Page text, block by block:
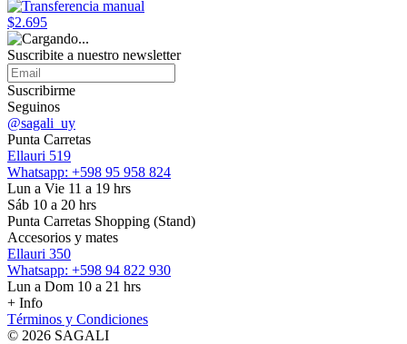
$2.695
Suscribite a nuestro newsletter
Suscribirme
Seguinos
@sagali_uy
Punta Carretas
Ellauri 519
Whatsapp: +598 95 958 824
Lun a Vie 11 a 19 hrs
Sáb 10 a 20 hrs
Punta Carretas Shopping (Stand)
Accesorios y mates
Ellauri 350
Whatsapp: +598 94 822 930
Lun a Dom 10 a 21 hrs
+ Info
Términos y Condiciones
© 2026 SAGALI